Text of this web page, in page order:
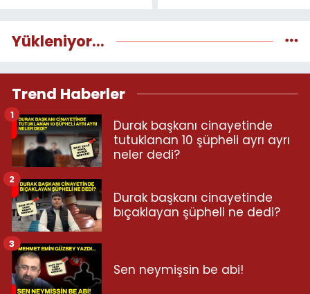
Yükleniyor...
Trend Haberler
Durak başkanı cinayetinde
tutuklanan 10 şüpheli ayrı ayrı
neler dedi?
1
Durak başkanı cinayetinde
bıçaklayan şüpheli ne dedi?
2
Sen neymişsin be abi!
3